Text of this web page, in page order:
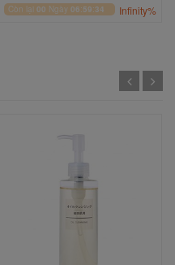
Còn lại 00 Ngày 06:59:33 Infinity%